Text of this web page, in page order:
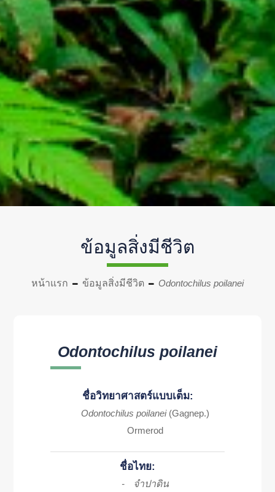
ข้อมูลสิ่งมีชีวิต
หน้าแรก ข้อมูลสิ่งมีชีวิต Odontochilus poilanei
Odontochilus poilanei
ชื่อวิทยาศาสตร์แบบเต็ม:
Odontochilus poilanei (Gagnep.)
Ormerod
ชื่อไทย:
- จำปาดิน